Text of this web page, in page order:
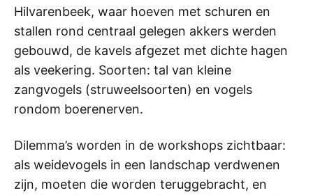
Hilvarenbeek, waar hoeven met schuren en
stallen rond centraal gelegen akkers werden
gebouwd, de kavels afgezet met dichte hagen
als veekering. Soorten: tal van kleine
zangvogels (struweelsoorten) en vogels
rondom boerenerven.
Dilemma’s worden in de workshops zichtbaar:
als weidevogels in een landschap verdwenen
zijn, moeten die worden teruggebracht, en